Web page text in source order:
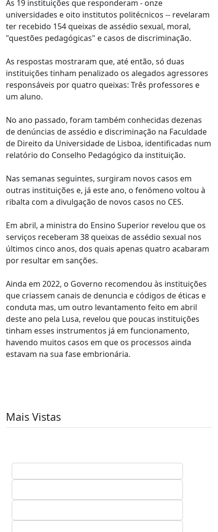
As 19 instituições que responderam - onze
universidades e oito institutos politécnicos -- revelaram
ter recebido 154 queixas de assédio sexual, moral,
"questões pedagógicas" e casos de discriminação.
As respostas mostraram que, até então, só duas
instituições tinham penalizado os alegados agressores
responsáveis por quatro queixas: Três professores e
um aluno.
No ano passado, foram também conhecidas dezenas
de denúncias de assédio e discriminação na Faculdade
de Direito da Universidade de Lisboa, identificadas num
relatório do Conselho Pedagógico da instituição.
Nas semanas seguintes, surgiram novos casos em
outras instituições e, já este ano, o fenómeno voltou à
ribalta com a divulgação de novos casos no CES.
Em abril, a ministra do Ensino Superior revelou que os
serviços receberam 38 queixas de assédio sexual nos
últimos cinco anos, dos quais apenas quatro acabaram
por resultar em sanções.
Ainda em 2022, o Governo recomendou às instituições
que criassem canais de denuncia e códigos de éticas e
conduta mas, um outro levantamento feito em abril
deste ano pela Lusa, revelou que poucas instituições
tinham esses instrumentos já em funcionamento,
havendo muitos casos em que os processos ainda
estavam na sua fase embrionária.
Mais Vistas